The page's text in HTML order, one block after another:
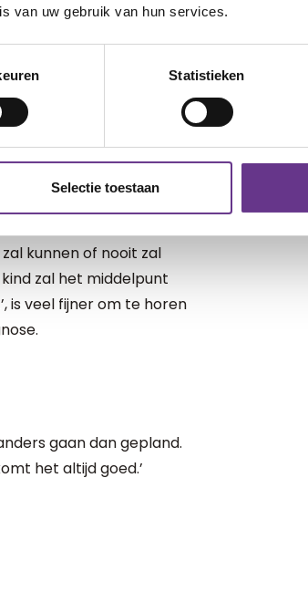
van uw gebruik van hun services.
Statistieken
Selectie toestaan
het pad ernaartoe
deze positieve
‘Onze zoon is
uitgesproken door
we ondertussen dat hij
kunnen of nooit zal
zal het middelpunt
is veel fijner om te horen
gaan dan gepland.
het altijd goed.’